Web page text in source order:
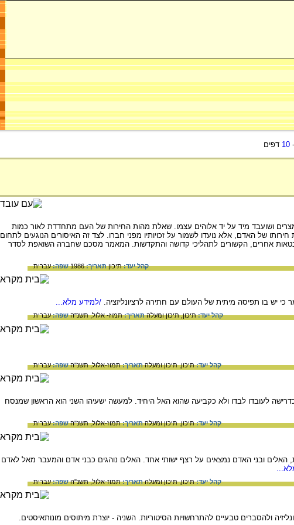
-
10 דפים
ושועבד מיד על יד אלוהים עצמו. שאלת מהות החירות של העם מתחדדת לאור כמות
של האדם, אלא נועדו לשמור על זכויותיו מפני חברו. לצד זה האיסורים הנוגעים לתחום
אחרים, הקשורים לתהליכי קדושה והתקדשות. המאמר מסכם שחברה השואפת לסדר
קהל יעד:תיכוןתאריך:1986 שפה:עברית
יש בו תפיסה מיתית של העולם עם חתירה לרציונליזציה. /למידע מלא...
קהל יעד:תיכון,תיכון ומעלהתאריך:תמוז- אלול, תשנ"השפה:עברית
קהל יעד:תיכון,תיכון ומעלהתאריך:תמוז-אלול, תשנ"השפה:עברית
לעובדו לבדו ולא כקביעה שהוא האל היחיד. למעשה ישעיהו השני הוא הראשון שמנסח
קהל יעד:תיכון,תיכון ומעלהתאריך:תמוז-אלול, תשנ"השפה:עברית
ובני האדם נמצאים על רצף ישותי אחד. האלים נוהגים כבני אדם והמעבר מאל לאדם
קהל יעד:תיכון,תיכון ומעלהתאריך:תמוז-אלול, תשנ"השפה:עברית
ולהסברים טבעיים להתרחשויות הסיטוריות. השניה - יוצרת מיתוסים מונותאיסטים.